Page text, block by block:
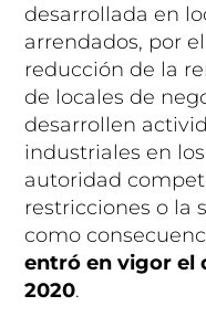
desarrollada en
arrendados, por
reducción de la
de locales de
desarrollen
industriales en
autoridad
restricciones o la
como
entró en vigor el
2020.